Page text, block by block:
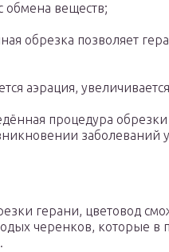
обмена веществ;
обрезка позволяет
аэрация,
процедура
заболеваний
герани, цветовод
черенков, которые